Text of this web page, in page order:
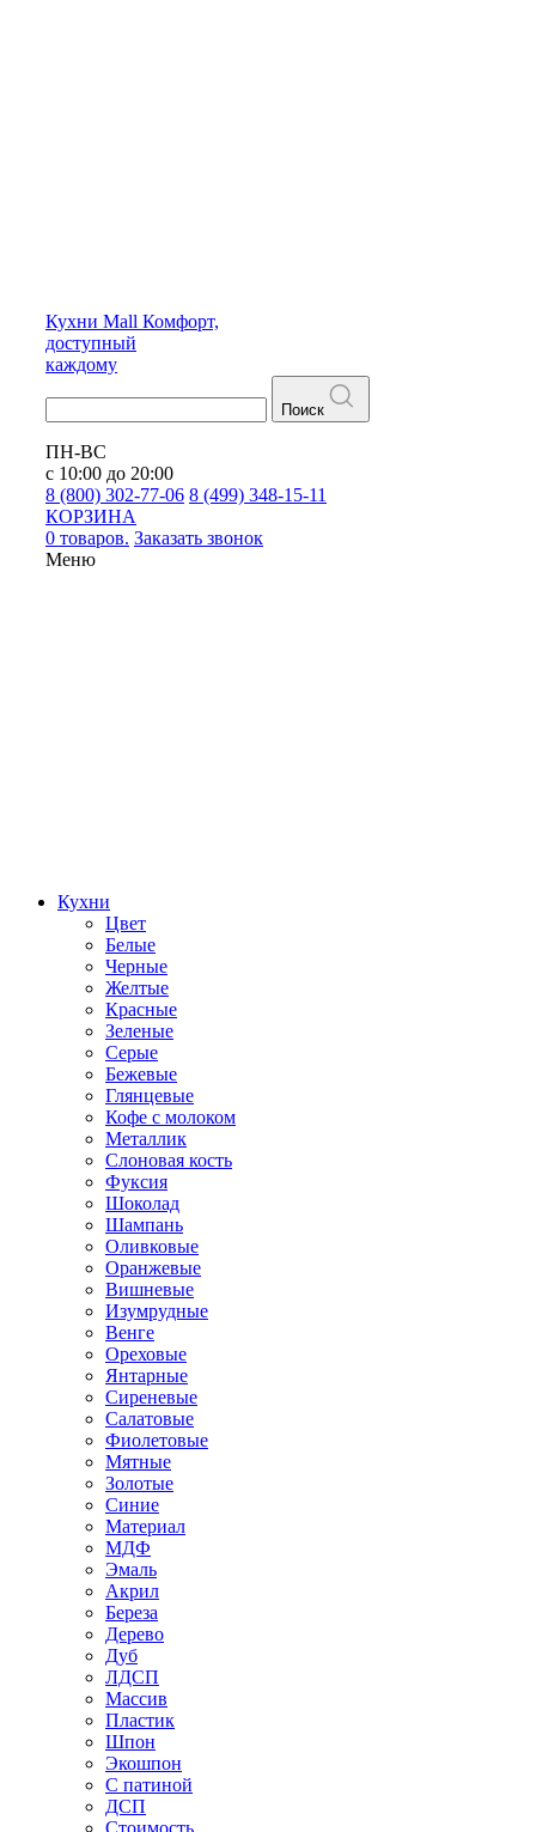
Кухни Mall Комфорт,
доступный
каждому
Поиск
ПН-ВС
с 10:00 до 20:00
8 (800) 302-77-06 8 (499) 348-15-11
КОРЗИНА
0 товаров. Заказать звонок
Меню
Кухни
Цвет
Белые
Черные
Желтые
Красные
Зеленые
Серые
Бежевые
Глянцевые
Кофе с молоком
Металлик
Слоновая кость
Фуксия
Шоколад
Шампань
Оливковые
Оранжевые
Вишневые
Изумрудные
Венге
Ореховые
Янтарные
Сиреневые
Салатовые
Фиолетовые
Мятные
Золотые
Синие
Материал
МДФ
Эмаль
Акрил
Береза
Дерево
Дуб
ЛДСП
Массив
Пластик
Шпон
Экошпон
С патиной
ДСП
Стоимость